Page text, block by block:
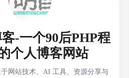
-一个90后PHP程
个人博客网站
网站技术、AI 工具、资源分享与